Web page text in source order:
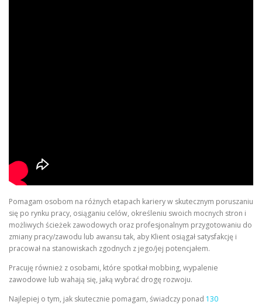
Pomagam osobom na różnych etapach kariery w skutecznym poruszaniu
się po rynku pracy, osiąganiu celów, określeniu swoich mocnych stron i
możliwych ścieżek zawodowych oraz profesjonalnym przygotowaniu do
zmiany pracy/zawodu lub awansu tak, aby Klient osiągał satysfakcję i
pracował na stanowiskach zgodnych z jego/jej potencjałem.
Pracuję również z osobami, które spotkał mobbing, wypalenie
zawodowe lub wahają się, jaką wybrać drogę rozwoju.
Najlepiej o tym, jak skutecznie pomagam, świadczy ponad 130